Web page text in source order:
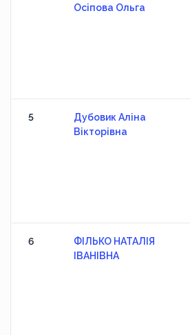
Осіпова Ольга
5
Дубовик Аліна
Вікторівна
6
ФІЛЬКО НАТАЛІЯ
ІВАНІВНА